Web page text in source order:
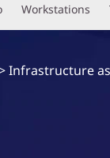
Workstations
Infrastructure